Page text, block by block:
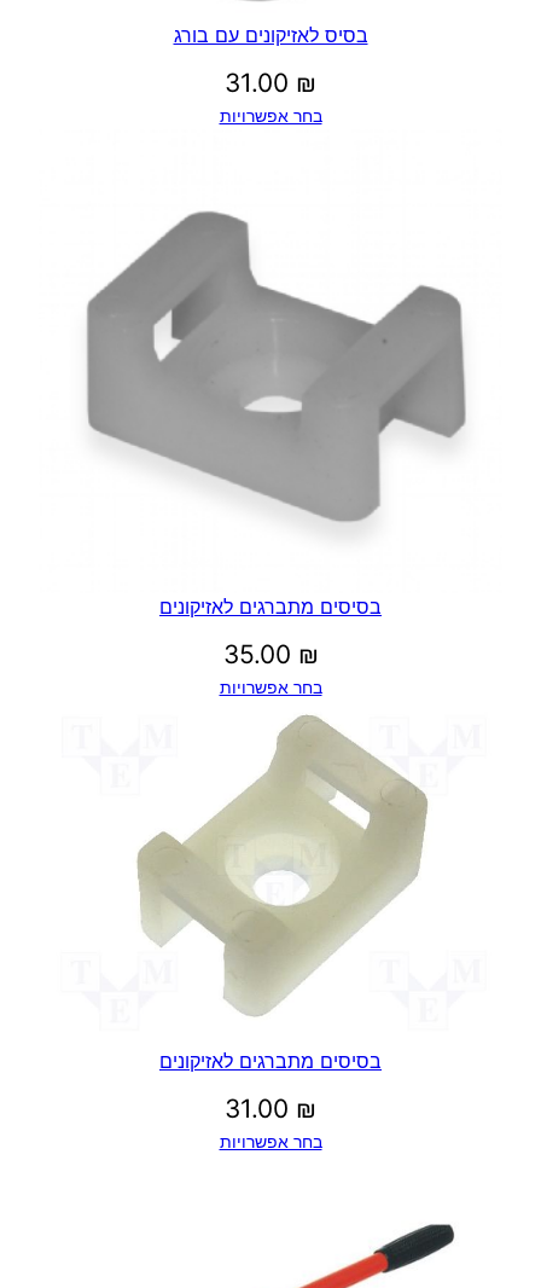
בסיס לאזיקונים עם בורג
31.00 ₪
בחר אפשרויות
בסיסים מתברגים לאזיקונים
35.00 ₪
בחר אפשרויות
בסיסים מתברגים לאזיקונים
31.00 ₪
בחר אפשרויות